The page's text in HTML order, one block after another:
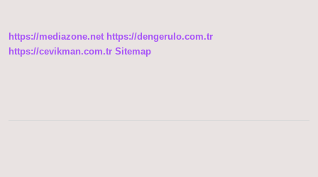
https://mediazone.net https://dengerulo.com.tr
https://cevikman.com.tr Sitemap